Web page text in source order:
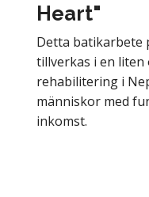
Heart"
Detta batikarbete
tillverkas i en
rehabilitering i
människor med
inkomst.